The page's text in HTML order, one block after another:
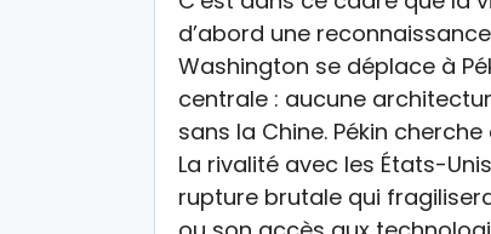
d’abord une
Washington se déplace à
centrale : aucune
sans la Chine. Pékin
La rivalité avec les États-
rupture brutale qui